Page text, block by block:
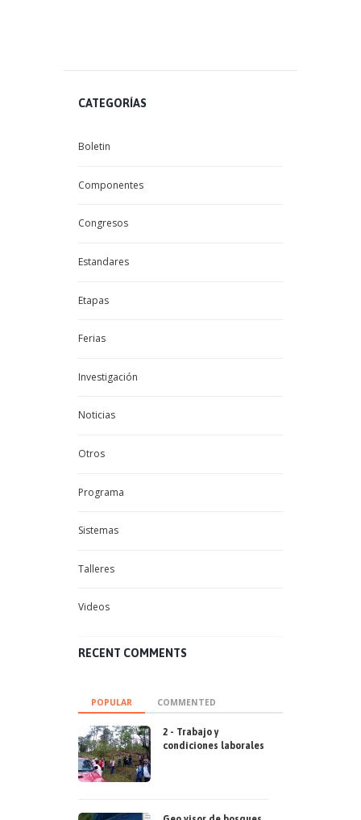
CATEGORÍAS
Boletin
Componentes
Congresos
Estandares
Etapas
Ferias
Investigación
Noticias
Otros
Programa
Sistemas
Talleres
Videos
RECENT COMMENTS
POPULAR COMMENTED
2 - Trabajo y
condiciones laborales